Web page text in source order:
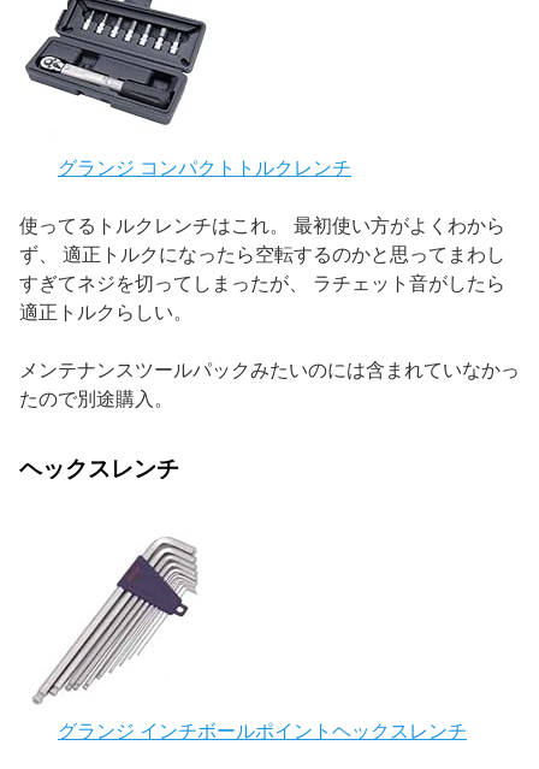
グランジ コンパクトトルクレンチ
使ってるトルクレンチはこれ。 最初使い方がよくわから
ず、 適正トルクになったら空転するのかと思ってまわし
すぎてネジを切ってしまったが、 ラチェット音がしたら
適正トルクらしい。
メンテナンスツールパックみたいのには含まれていなかっ
たので別途購入。
ヘックスレンチ
グランジ インチボールポイントヘックスレンチ